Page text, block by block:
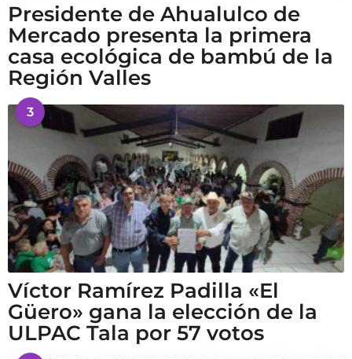
Presidente de Ahualulco de
Mercado presenta la primera
casa ecológica de bambú de la
Región Valles
3
Víctor Ramírez Padilla «El
Güero» gana la elección de la
ULPAC Tala por 57 votos